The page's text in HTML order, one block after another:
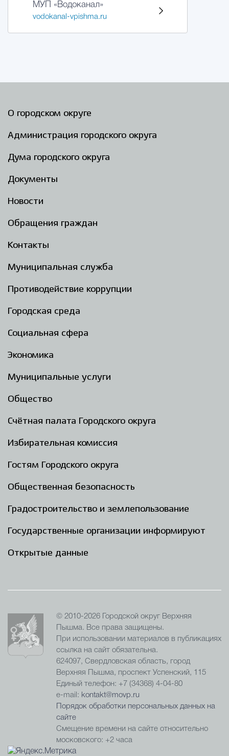
Гостям Городского
МУП «Водоканал»
vodokanal-vpishma.ru
О городском округе
Администрация городского округа
Дума городского округа
Документы
Новости
Обращения граждан
Контакты
Муниципальная служба
Противодействие коррупции
Городская среда
Социальная сфера
Экономика
Муниципальные услуги
Общество
Счётная палата Городского округа
Избирательная комиссия
Гостям Городского округа
Общественная безопасность
Градостроительство и землепользование
Государственные организации информируют
Открытые данные
© 2010-2026 Городской округ Верхняя
Пышма. Все права защищены.
При использовании материалов в публикациях
ссылка на сайт обязательна.
624097, Свердловская область, город
Верхняя Пышма, проспект Успенский, 115
Единый телефон: +7 (34368) 4-04-80
e-mail: kontakt@movp.ru
Порядок обработки персональных данных на
сайте
Смещение времени на сайте относительно
московского: +2 часа